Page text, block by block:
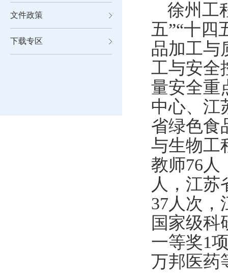
文件政策
下载专区
徐州工
五”“十四
品加工与
工与安全
量安全重
中心、江
省绿色食
与生物工
教师76人
人，江苏
37人次，
国家级科
一等奖1
万邦医药